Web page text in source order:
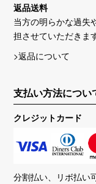
返品送料
当方の明らかな過失
担させていただきます
>返品について
支払い方法につい
クレジットカード
分割払い、リボ払い